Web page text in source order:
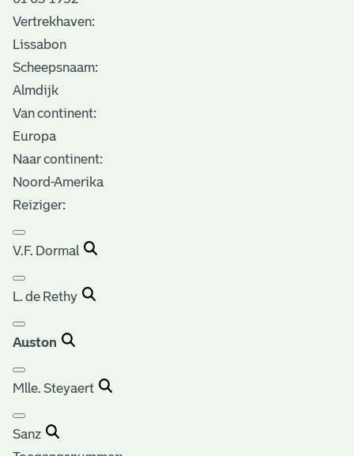
Vertrekhaven:
Lissabon
Scheepsnaam:
Almdijk
Van continent:
Europa
Naar continent:
Noord-Amerika
Reiziger:
V.F. Dormal
L. de Rethy
Auston
Mlle. Steyaert
Sanz